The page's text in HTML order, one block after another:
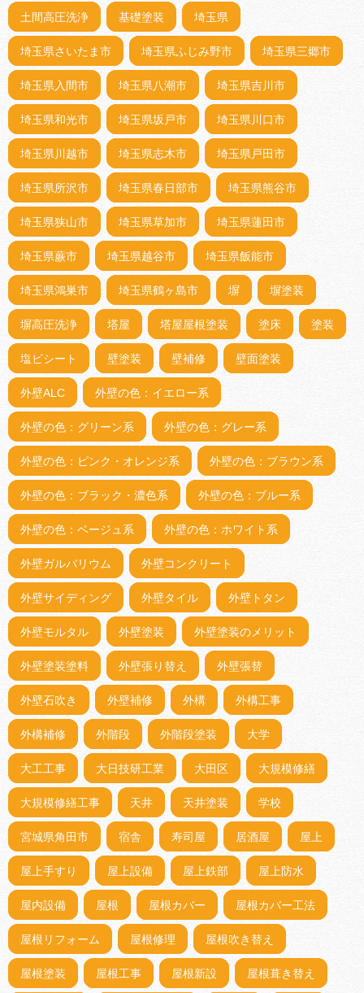
土間高圧洗浄 基礎塗装 埼玉県
埼玉県さいたま市 埼玉県ふじみ野市 埼玉県三郷市
埼玉県入間市 埼玉県八潮市 埼玉県吉川市
埼玉県和光市 埼玉県坂戸市 埼玉県川口市
埼玉県川越市 埼玉県志木市 埼玉県戸田市
埼玉県所沢市 埼玉県春日部市 埼玉県熊谷市
埼玉県狭山市 埼玉県草加市 埼玉県蓮田市
埼玉県蕨市 埼玉県越谷市 埼玉県飯能市
埼玉県鴻巣市 埼玉県鶴ヶ島市 塀 塀塗装
塀高圧洗浄 塔屋 塔屋屋根塗装 塗床 塗装
塩ビシート 壁塗装 壁補修 壁面塗装
外壁ALC 外壁の色：イエロー系
外壁の色：グリーン系 外壁の色：グレー系
外壁の色：ピンク・オレンジ系 外壁の色：ブラウン系
外壁の色：ブラック・濃色系 外壁の色：ブルー系
外壁の色：ベージュ系 外壁の色：ホワイト系
外壁ガルバリウム 外壁コンクリート
外壁サイディング 外壁タイル 外壁トタン
外壁モルタル 外壁塗装 外壁塗装のメリット
外壁塗装塗料 外壁張り替え 外壁張替
外壁石吹き 外壁補修 外構 外構工事
外構補修 外階段 外階段塗装 大学
大工工事 大日技研工業 大田区 大規模修繕
大規模修繕工事 天井 天井塗装 学校
宮城県角田市 宿舎 寿司屋 居酒屋 屋上
屋上手すり 屋上設備 屋上鉄部 屋上防水
屋内設備 屋根 屋根カバー 屋根カバー工法
屋根リフォーム 屋根修理 屋根吹き替え
屋根塗装 屋根工事 屋根新設 屋根葺き替え